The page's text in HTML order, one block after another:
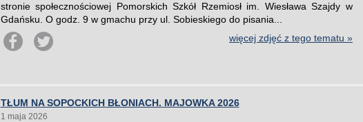
stronie społecznościowej Pomorskich Szkół Rzemiosł im. Wiesława Szajdy w
Gdańsku. O godz. 9 w gmachu przy ul. Sobieskiego do pisania...
więcej zdjęć z tego tematu »
TŁUM NA SOPOCKICH BŁONIACH. MAJOWKA 2026
1 maja 2026